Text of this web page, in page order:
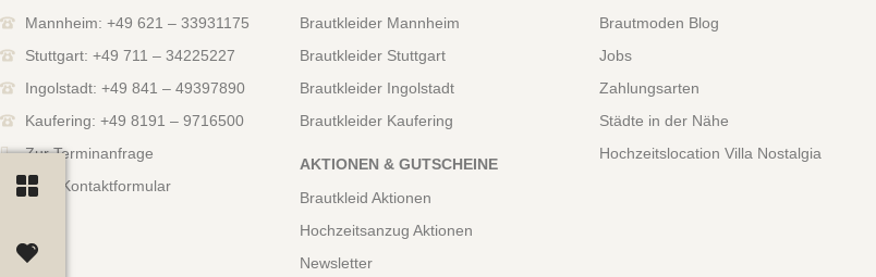
Mannheim: +49 621 – 33931175
Stuttgart: +49 711 – 34225227
Ingolstadt: +49 841 – 49397890
Kaufering: +49 8191 – 9716500
Zur Terminanfrage
Zum Kontaktformular
Brautkleider Mannheim
Brautkleider Stuttgart
Brautkleider Ingolstadt
Brautkleider Kaufering
AKTIONEN & GUTSCHEINE
Brautkleid Aktionen
Hochzeitsanzug Aktionen
Newsletter
Brautmoden Blog
Jobs
Zahlungsarten
Städte in der Nähe
Hochzeitslocation Villa Nostalgia